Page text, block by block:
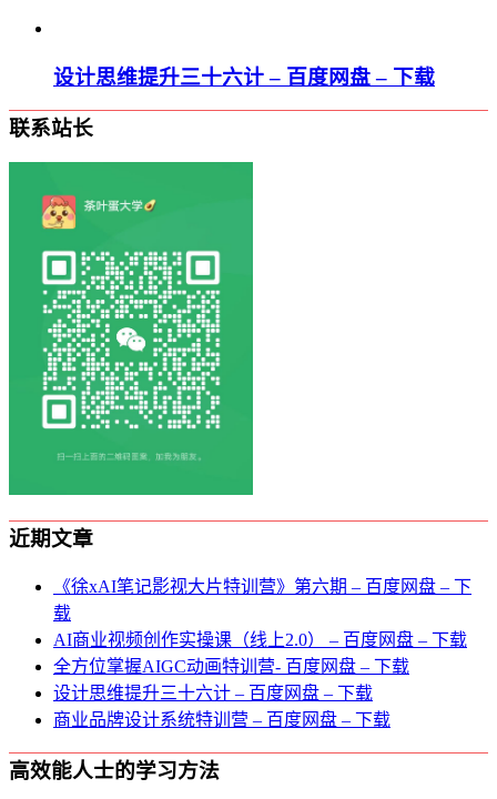
设计思维提升三十六计 – 百度网盘 – 下载
联系站长
近期文章
《徐xAI笔记影视大片特训营》第六期 – 百度网盘 – 下
载
AI商业视频创作实操课（线上2.0） – 百度网盘 – 下载
全方位掌握AIGC动画特训营- 百度网盘 – 下载
设计思维提升三十六计 – 百度网盘 – 下载
商业品牌设计系统特训营 – 百度网盘 – 下载
高效能人士的学习方法